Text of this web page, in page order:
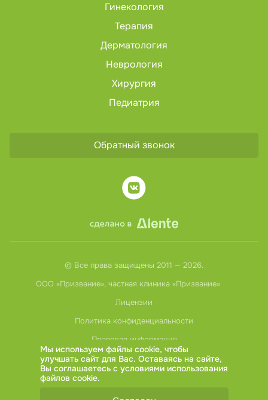
Гинекология
Терапия
Дерматология
Неврология
Хирургия
Педиатрия
Обратный звонок
© Все права защищены 2011 — 2026.
ООО «Призвание», частная клиника «Призвание»
Лицензии
Политика конфиденциальности
Правовая информация
ИМЕЮТСЯ ПРОТИВОПОКАЗАНИЯ,
НЕОБХОДИМА КОНСУЛЬТАЦИЯ
Мы используем файлы cookie, чтобы
улучшать сайт для Вас. Оставаясь на сайте,
Вы соглашаетесь с условиями использования
файлов cookie.